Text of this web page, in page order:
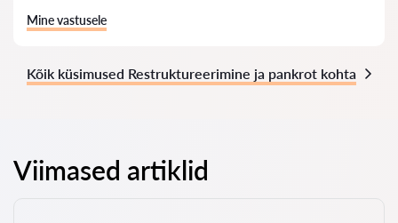
Mine vastusele
Kõik küsimused Restruktureerimine ja pankrot kohta
Viimased artiklid